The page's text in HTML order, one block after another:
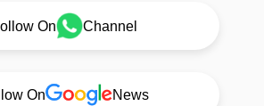
On Channel
On News